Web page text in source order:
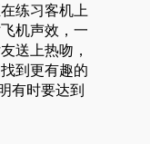
练习客机上
机声效，一
送上热吻，
到更有趣的
有时要达到